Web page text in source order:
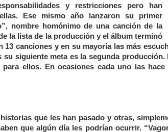
y restricciones pero han
Ese mismo año lanzaron su primer
, nombre homónimo de una canción de la
la lista de la producción y el álbum terminó
13 canciones y en su mayoría las más
siguiente meta es la segunda
ellos. En ocasiones cada uno las
que les han pasado y otras,
que algún día les podrían ocurrir.